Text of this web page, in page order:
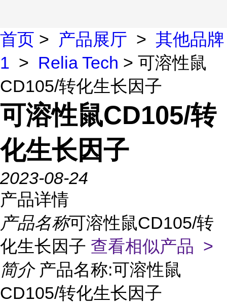
首页 > 产品展厅 > 其他品牌
1 > Relia Tech > 可溶性鼠
CD105/转化生长因子
可溶性鼠CD105/转
化生长因子
2023-08-24
产品详情
产品名称可溶性鼠CD105/转
化生长因子 查看相似产品 >
简介 产品名称:可溶性鼠
CD105/转化生长因子